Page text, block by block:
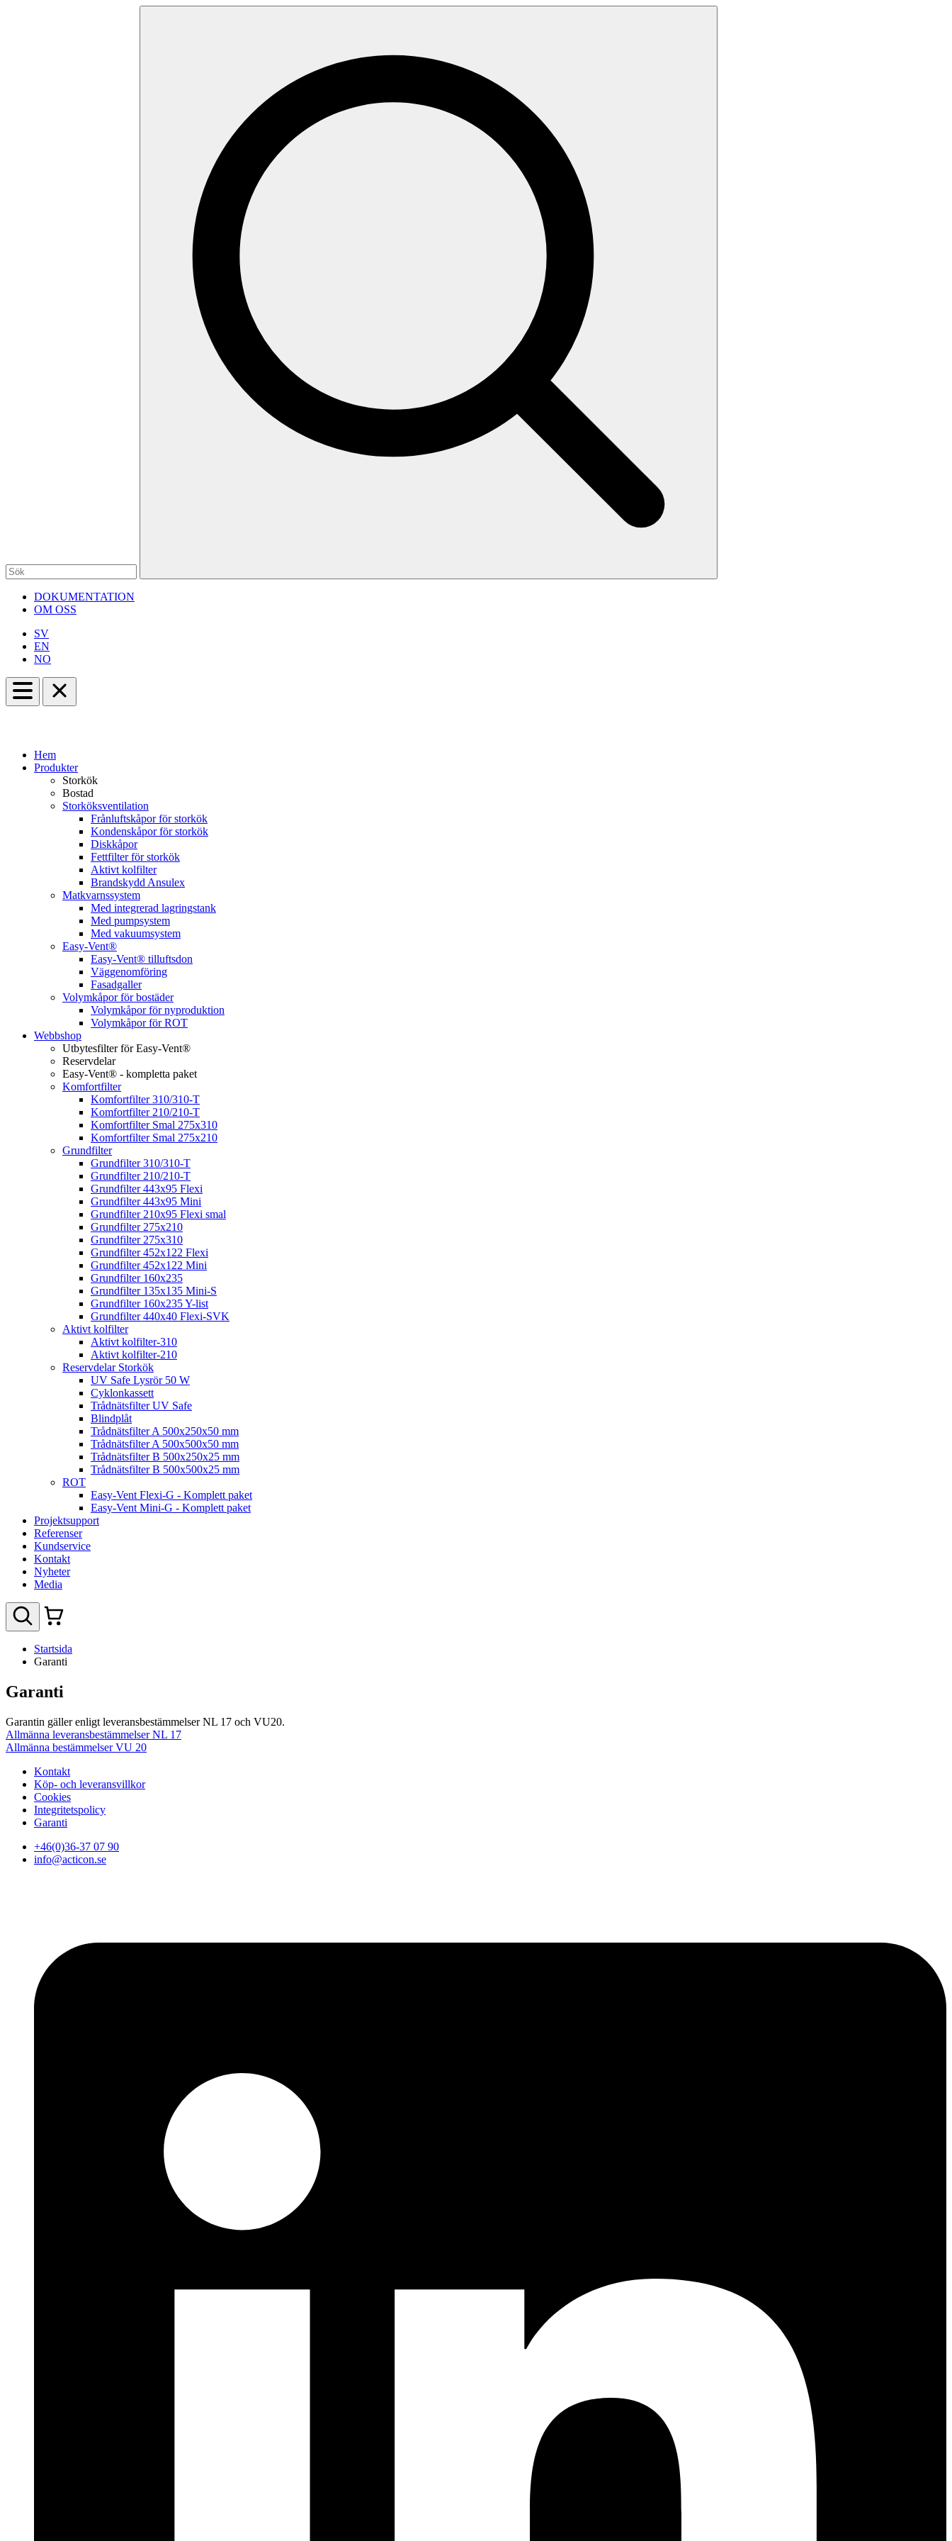
DOKUMENTATION
OM OSS
SV
EN
NO
Hem
Produkter
Storkök
Bostad
Storköksventilation
Frånluftskåpor för storkök
Kondenskåpor för storkök
Diskkåpor
Fettfilter för storkök
Aktivt kolfilter
Brandskydd Ansulex
Matkvarnssystem
Med integrerad lagringstank
Med pumpsystem
Med vakuumsystem
Easy-Vent®
Easy-Vent® tilluftsdon
Väggenomföring
Fasadgaller
Volymkåpor för bostäder
Volymkåpor för nyproduktion
Volymkåpor för ROT
Webbshop
Utbytesfilter för Easy-Vent®
Reservdelar
Easy-Vent® - kompletta paket
Komfortfilter
Komfortfilter 310/310-T
Komfortfilter 210/210-T
Komfortfilter Smal 275x310
Komfortfilter Smal 275x210
Grundfilter
Grundfilter 310/310-T
Grundfilter 210/210-T
Grundfilter 443x95 Flexi
Grundfilter 443x95 Mini
Grundfilter 210x95 Flexi smal
Grundfilter 275x210
Grundfilter 275x310
Grundfilter 452x122 Flexi
Grundfilter 452x122 Mini
Grundfilter 160x235
Grundfilter 135x135 Mini-S
Grundfilter 160x235 Y-list
Grundfilter 440x40 Flexi-SVK
Aktivt kolfilter
Aktivt kolfilter-310
Aktivt kolfilter-210
Reservdelar Storkök
UV Safe Lysrör 50 W
Cyklonkassett
Trådnätsfilter UV Safe
Blindplåt
Trådnätsfilter A 500x250x50 mm
Trådnätsfilter A 500x500x50 mm
Trådnätsfilter B 500x250x25 mm
Trådnätsfilter B 500x500x25 mm
ROT
Easy-Vent Flexi-G - Komplett paket
Easy-Vent Mini-G - Komplett paket
Projektsupport
Referenser
Kundservice
Kontakt
Nyheter
Media
Startsida
Garanti
Garanti
Garantin gäller enligt leveransbestämmelser NL 17 och VU20.
Allmänna leveransbestämmelser NL 17
Allmänna bestämmelser VU 20
Kontakt
Köp- och leveransvillkor
Cookies
Integritetspolicy
Garanti
+46(0)36-37 07 90
info@acticon.se